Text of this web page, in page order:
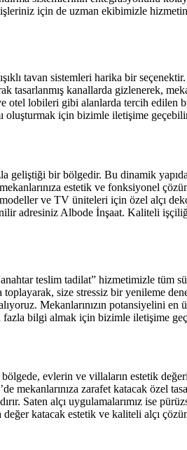
için de uzman ekibimizle
tavan sistemleri harika bir
tasarlanmış kanallarda gizlenerek,
otel lobileri gibi alanlarda tercih edilen
oluşturmak için bizimle iletişime
bir bölgedir. Bu dinamik
estetik ve fonksiyonel
ve TV üniteleri için özel alçı
adresiniz Albode İnşaat. Kaliteli
teslim tadilat” hizmetimizle tüm
size stressiz bir yenileme
Mekanlarınızın potansiyelini en
fazla bilgi almak için bizimle iletişime
evlerin ve villaların estetik
zarafet katacak özel
Saten alçı uygulamalarımız ise
katacak estetik ve kaliteli alçı